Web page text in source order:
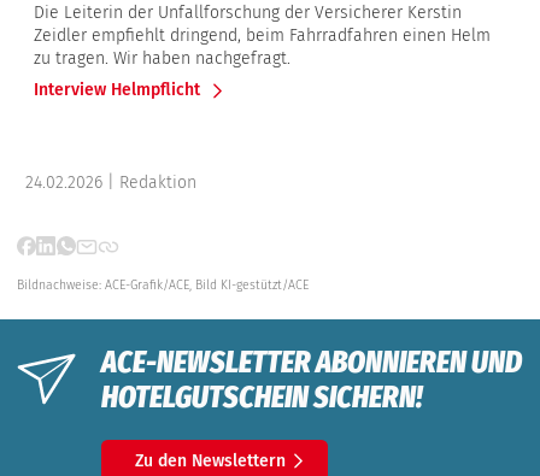
Die Leiterin der Unfallforschung der Versicherer Kerstin
Zeidler empfiehlt dringend, beim Fahrradfahren einen Helm
zu tragen. Wir haben nachgefragt.
Interview Helmpflicht
24.02.2026 | Redaktion
Bildnachweise: ACE-Grafik/ACE, Bild KI-gestützt/ACE
ACE-NEWSLETTER ABONNIEREN UND
HOTELGUTSCHEIN SICHERN!
Zu den Newslettern